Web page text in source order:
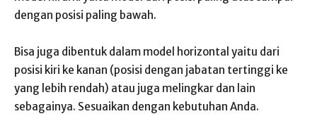
dengan posisi paling bawah.
Bisa juga dibentuk dalam model horizontal yaitu dari
posisi kiri ke kanan (posisi dengan jabatan tertinggi ke
yang lebih rendah) atau juga melingkar dan lain
sebagainya. Sesuaikan dengan kebutuhan Anda.